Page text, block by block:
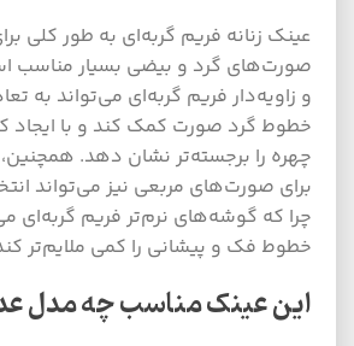
عینک زنانه فریم گربه‌ای به طور کلی
صورت‌های گرد و بیضی بسیار مناسب
و زاویه‌دار فریم گربه‌ای می‌تواند به
خطوط گرد صورت کمک کند و با ایجاد
چهره را برجسته‌تر نشان دهد.
برای صورت‌های مربعی نیز می‌تواند
چرا که گوشه‌های نرم‌تر فریم گربه‌ای
خطوط فک و پیشانی را کمی ملایم‌تر
این عینک مناسب چه مدل